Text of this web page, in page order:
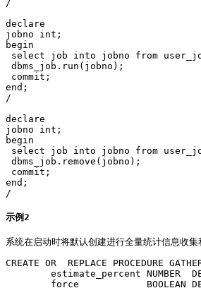
/
declare
jobno int;
begin
select job into jobno from
dbms_job.run(jobno);
commit;
end;
/
declare
jobno int;
begin
select job into jobno from
dbms_job.remove(jobno);
commit;
end;
/
示例2
系统在启动时将默认创建进行全量统计信息收
CREATE OR  REPLACE PROCEDURE